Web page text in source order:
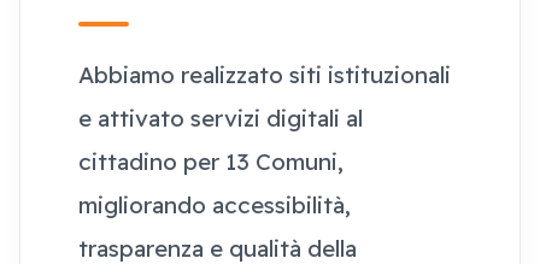
Abbiamo realizzato siti istituzionali
e attivato servizi digitali al
cittadino per 13 Comuni,
migliorando accessibilità,
trasparenza e qualità della